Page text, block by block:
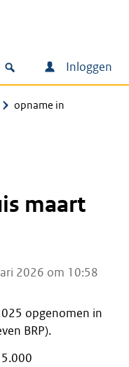
Inloggen
opname in
maart
2026 om 10:58
opgenomen in
BRP).